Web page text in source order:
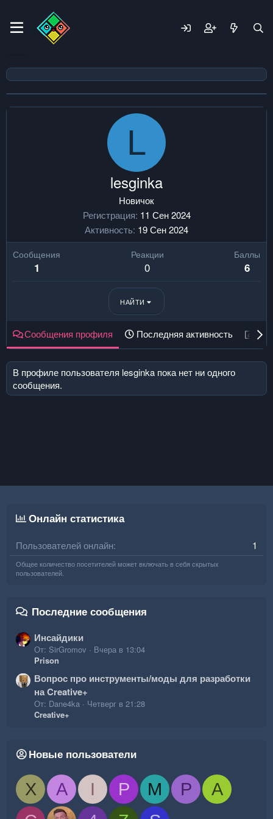
L
lesginka
Новичок
Регистрация 11 Сен 2024
Активность 19 Сен 2024
Сообщения
1
Реакции
0
Баллы
6
НАЙТИ
Сообщения профиля Последняя активность
В профиле пользователя lesginka пока нет ни одного
сообщения.
Онлайн статистика
Пользователей онлайн 1
Общее количество посетителей может включать в себя скрытых
пользователей.
Последние сообщения
Инсайдики
От: SirGromov
Вчера в 13:04
Prison
Вопрос про инструменты/моды для разработки
на Creative+
От: Dane4ka
Четверг в 21:28
Creative+
Новые пользователи
X A I P M P
A